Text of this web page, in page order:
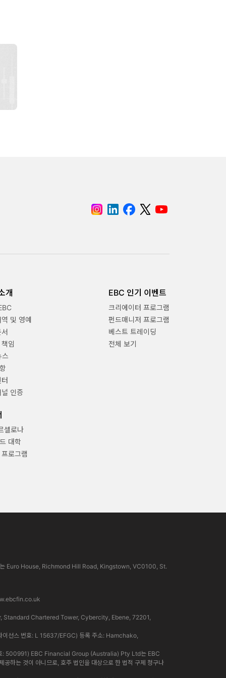
개
및 영예
임
스
인증
셀로나
대학
로그램
EBC 인기 이벤트
크리에이터 프로그램
펀드매니저 프로그램
베스트 트레이딩
전체 보기
는 Euro House, Richmond Hill Road, Kingstown, VC0100, St.
Standard Chartered Tower, Cybercity, Ebene, 72201,
선스 번호: L 15637/EFGC) 등록 주소: Hamchako,
: 500991) EBC Financial Group (Australia) Pty Ltd는 EBC
하는 것이 아니므로, 호주 법인을 대상으로 한 법적 구제 청구나